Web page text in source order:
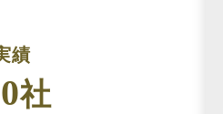
績
社